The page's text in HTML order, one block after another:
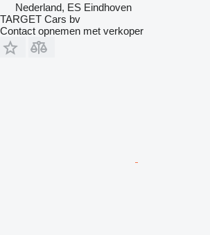
Nederland, ES Eindhoven
TARGET Cars bv
Contact opnemen met verkoper